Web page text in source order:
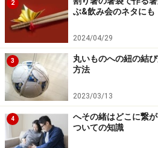
【編集部おすすめの購入サイト】
Amazonで子育て関連の商
楽天市場で子育て関連の
2
ぶ&飲み会のネタにも
2024/04/29
3
丸いものへの紐の結
方法
2023/03/13
4
へその緒はどこに繋
ついての知識